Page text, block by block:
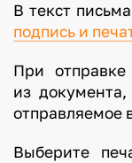
В текст
подпись и
При
из
отправляемое
Выберите